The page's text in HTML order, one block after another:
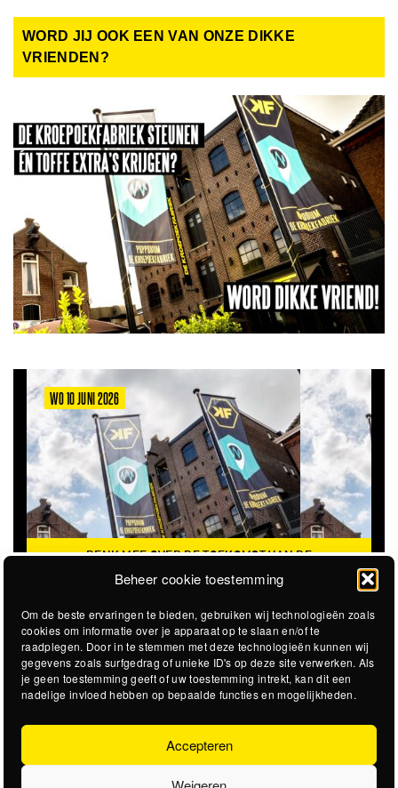
Beheer cookie toestemming
Om de beste ervaringen te bieden, gebruiken wij technologieën zoals
cookies om informatie over je apparaat op te slaan en/of te
raadplegen. Door in te stemmen met deze technologieën kunnen wij
gegevens zoals surfgedrag of unieke ID's op deze site verwerken. Als
je geen toestemming geeft of uw toestemming intrekt, kan dit een
nadelige invloed hebben op bepaalde functies en mogelijkheden.
Accepteren
WORD JIJ OOK EEN VAN ONZE DIKKE
VRIENDEN?
WO 10 JUNI 2026
DENK MEE OVER DE TOEKOMST VAN DE
KROEPOEKFABRIEK